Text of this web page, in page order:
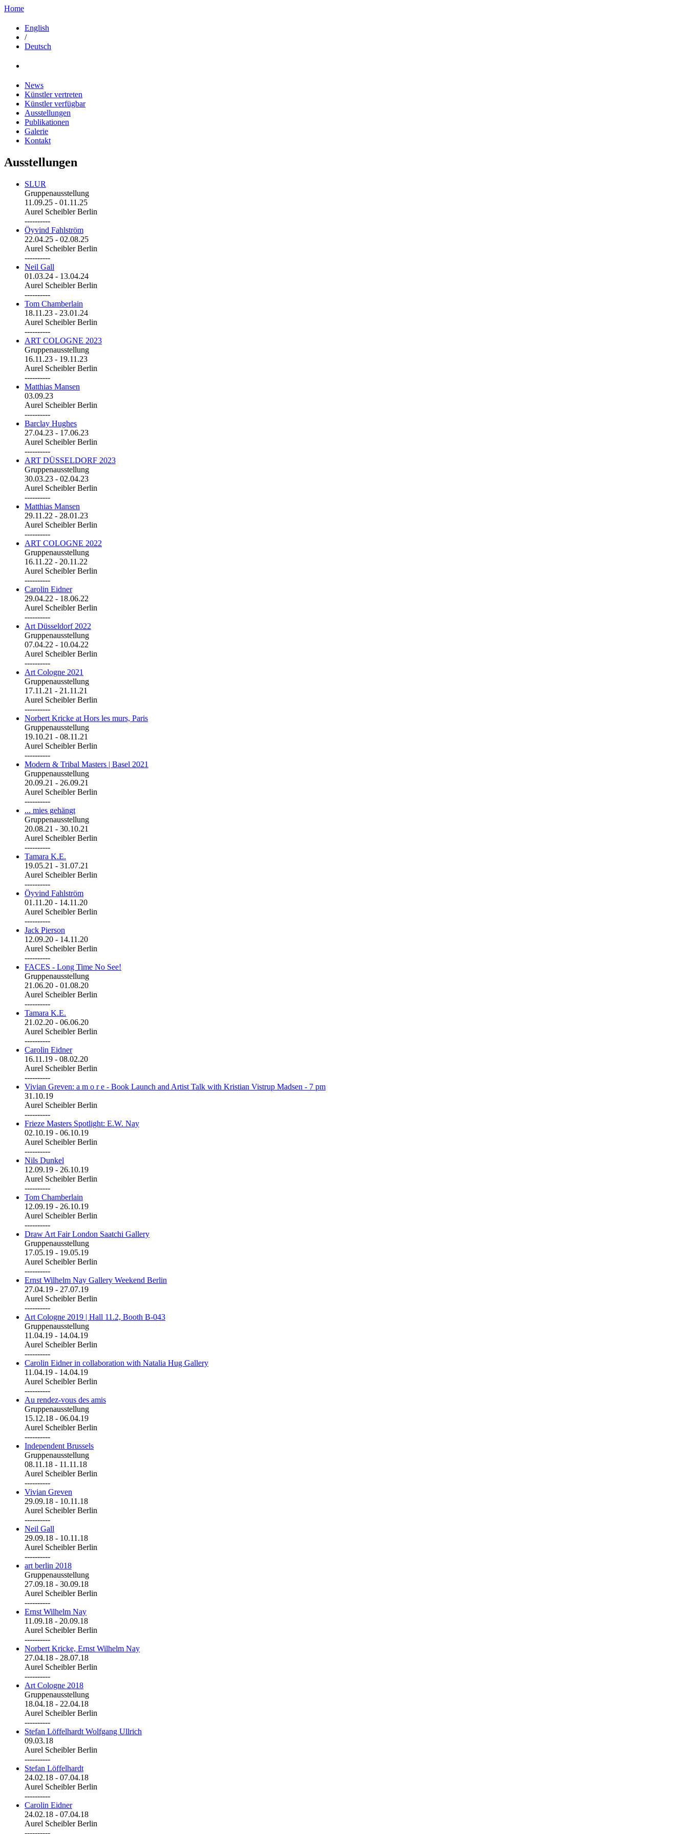
Home
English
/
Deutsch
News
Künstler vertreten
Künstler verfügbar
Ausstellungen
Publikationen
Galerie
Kontakt
Ausstellungen
SLUR
Gruppenausstellung
11.09.25 - 01.11.25
Aurel Scheibler Berlin
----------
Öyvind Fahlström
22.04.25 - 02.08.25
Aurel Scheibler Berlin
----------
Neil Gall
01.03.24 - 13.04.24
Aurel Scheibler Berlin
----------
Tom Chamberlain
18.11.23 - 23.01.24
Aurel Scheibler Berlin
----------
ART COLOGNE 2023
Gruppenausstellung
16.11.23 - 19.11.23
Aurel Scheibler Berlin
----------
Matthias Mansen
03.09.23
Aurel Scheibler Berlin
----------
Barclay Hughes
27.04.23 - 17.06.23
Aurel Scheibler Berlin
----------
ART DÜSSELDORF 2023
Gruppenausstellung
30.03.23 - 02.04.23
Aurel Scheibler Berlin
----------
Matthias Mansen
29.11.22 - 28.01.23
Aurel Scheibler Berlin
----------
ART COLOGNE 2022
Gruppenausstellung
16.11.22 - 20.11.22
Aurel Scheibler Berlin
----------
Carolin Eidner
29.04.22 - 18.06.22
Aurel Scheibler Berlin
----------
Art Düsseldorf 2022
Gruppenausstellung
07.04.22 - 10.04.22
Aurel Scheibler Berlin
----------
Art Cologne 2021
Gruppenausstellung
17.11.21 - 21.11.21
Aurel Scheibler Berlin
----------
Norbert Kricke at Hors les murs, Paris
Gruppenausstellung
19.10.21 - 08.11.21
Aurel Scheibler Berlin
----------
Modern & Tribal Masters | Basel 2021
Gruppenausstellung
20.09.21 - 26.09.21
Aurel Scheibler Berlin
----------
... mies gehängt
Gruppenausstellung
20.08.21 - 30.10.21
Aurel Scheibler Berlin
----------
Tamara K.E.
19.05.21 - 31.07.21
Aurel Scheibler Berlin
----------
Öyvind Fahlström
01.11.20 - 14.11.20
Aurel Scheibler Berlin
----------
Jack Pierson
12.09.20 - 14.11.20
Aurel Scheibler Berlin
----------
FACES - Long Time No See!
Gruppenausstellung
21.06.20 - 01.08.20
Aurel Scheibler Berlin
----------
Tamara K.E.
21.02.20 - 06.06.20
Aurel Scheibler Berlin
----------
Carolin Eidner
16.11.19 - 08.02.20
Aurel Scheibler Berlin
----------
Vivian Greven: a m o r e - Book Launch and Artist Talk with Kristian Vistrup Madsen - 7 pm
31.10.19
Aurel Scheibler Berlin
----------
Frieze Masters Spotlight: E.W. Nay
02.10.19 - 06.10.19
Aurel Scheibler Berlin
----------
Nils Dunkel
12.09.19 - 26.10.19
Aurel Scheibler Berlin
----------
Tom Chamberlain
12.09.19 - 26.10.19
Aurel Scheibler Berlin
----------
Draw Art Fair London Saatchi Gallery
Gruppenausstellung
17.05.19 - 19.05.19
Aurel Scheibler Berlin
----------
Ernst Wilhelm Nay Gallery Weekend Berlin
27.04.19 - 27.07.19
Aurel Scheibler Berlin
----------
Art Cologne 2019 | Hall 11.2, Booth B-043
Gruppenausstellung
11.04.19 - 14.04.19
Aurel Scheibler Berlin
----------
Carolin Eidner in collaboration with Natalia Hug Gallery
11.04.19 - 14.04.19
Aurel Scheibler Berlin
----------
Au rendez-vous des amis
Gruppenausstellung
15.12.18 - 06.04.19
Aurel Scheibler Berlin
----------
Independent Brussels
Gruppenausstellung
08.11.18 - 11.11.18
Aurel Scheibler Berlin
----------
Vivian Greven
29.09.18 - 10.11.18
Aurel Scheibler Berlin
----------
Neil Gall
29.09.18 - 10.11.18
Aurel Scheibler Berlin
----------
art berlin 2018
Gruppenausstellung
27.09.18 - 30.09.18
Aurel Scheibler Berlin
----------
Ernst Wilhelm Nay
11.09.18 - 20.09.18
Aurel Scheibler Berlin
----------
Norbert Kricke, Ernst Wilhelm Nay
27.04.18 - 28.07.18
Aurel Scheibler Berlin
----------
Art Cologne 2018
Gruppenausstellung
18.04.18 - 22.04.18
Aurel Scheibler Berlin
----------
Stefan Löffelhardt Wolfgang Ullrich
09.03.18
Aurel Scheibler Berlin
----------
Stefan Löffelhardt
24.02.18 - 07.04.18
Aurel Scheibler Berlin
----------
Carolin Eidner
24.02.18 - 07.04.18
Aurel Scheibler Berlin